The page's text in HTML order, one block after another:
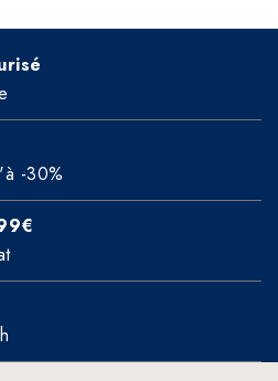
-30%